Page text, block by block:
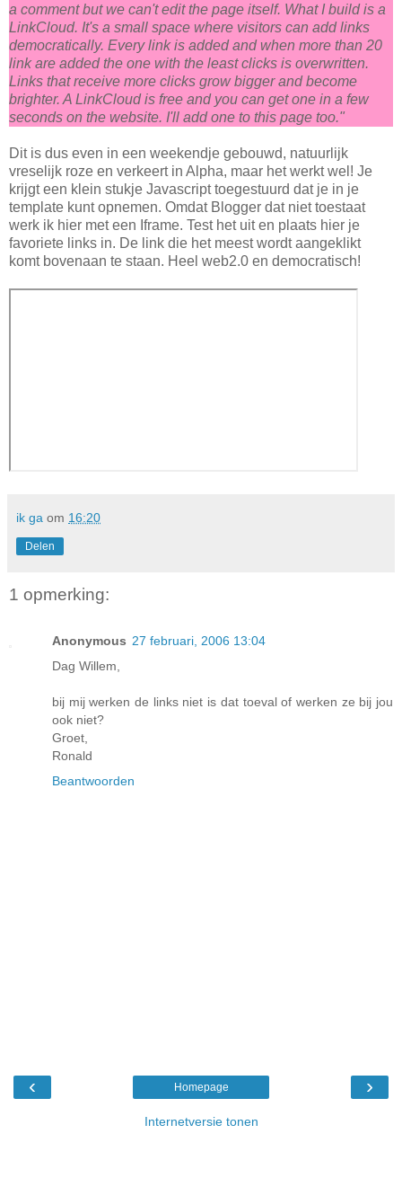
a comment but we can't edit the page itself. What I build is a
LinkCloud. It's a small space where visitors can add links
democratically. Every link is added and when more than 20
link are added the one with the least clicks is overwritten.
Links that receive more clicks grow bigger and become
brighter. A LinkCloud is free and you can get one in a few
seconds on the website. I'll add one to this page too."
Dit is dus even in een weekendje gebouwd, natuurlijk
vreselijk roze en verkeert in Alpha, maar het werkt wel! Je
krijgt een klein stukje Javascript toegestuurd dat je in je
template kunt opnemen. Omdat Blogger dat niet toestaat
werk ik hier met een Iframe. Test het uit en plaats hier je
favoriete links in. De link die het meest wordt aangeklikt
komt bovenaan te staan. Heel web2.0 en democratisch!
ik ga om 16:20
Delen
1 opmerking:
Anonymous 27 februari, 2006 13:04
Dag Willem,
bij mij werken de links niet is dat toeval of werken ze bij jou
ook niet?
Groet,
Ronald
Beantwoorden
‹ ›
Homepage
Internetversie tonen